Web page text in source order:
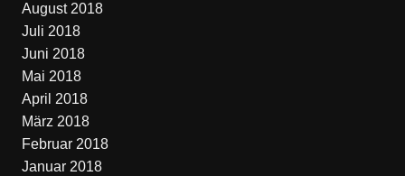
August 2018
Juli 2018
Juni 2018
Mai 2018
April 2018
März 2018
Februar 2018
Januar 2018